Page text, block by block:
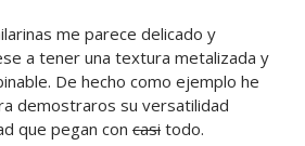
me parece delicado y
a tener una textura metalizada y
De hecho como ejemplo he
demostraros su versatilidad
que pegan con casi todo.